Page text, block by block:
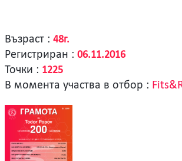
Възраст : 48г.
Регистриран : 06.11.2016
Точки : 1225
В момента участва в отбор :